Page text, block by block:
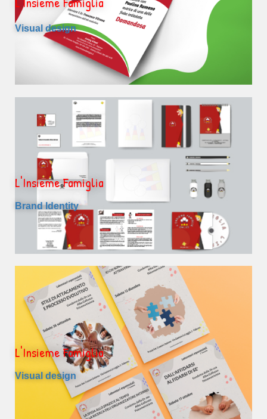
Visual design
L'Insieme Famiglia
Brand Identity
L'Insieme Famiglia
Visual design